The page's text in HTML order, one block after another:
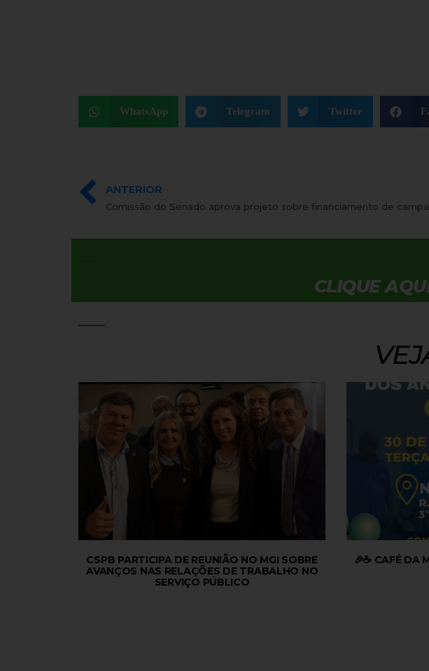
WhatsApp Telegram Twitter
ANTERIOR
Comissão do Senado aprova projeto sobre financiamento de
CLIQUE
CSPB PARTICIPA DE REUNIÃO NO MGI SOBRE
AVANÇOS NAS RELAÇÕES DE TRABALHO NO
SERVIÇO PÚBLICO
🎉☕ CAFÉ DA